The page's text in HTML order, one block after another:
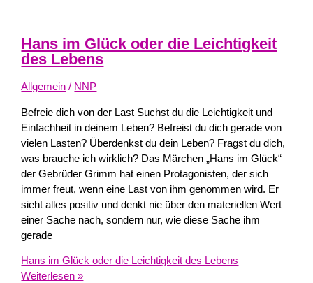
Hans im Glück oder die Leichtigkeit
des Lebens
Allgemein / NNP
Befreie dich von der Last Suchst du die Leichtigkeit und
Einfachheit in deinem Leben? Befreist du dich gerade von
vielen Lasten? Überdenkst du dein Leben? Fragst du dich,
was brauche ich wirklich? Das Märchen „Hans im Glück“
der Gebrüder Grimm hat einen Protagonisten, der sich
immer freut, wenn eine Last von ihm genommen wird. Er
sieht alles positiv und denkt nie über den materiellen Wert
einer Sache nach, sondern nur, wie diese Sache ihm
gerade
Hans im Glück oder die Leichtigkeit des Lebens
Weiterlesen »